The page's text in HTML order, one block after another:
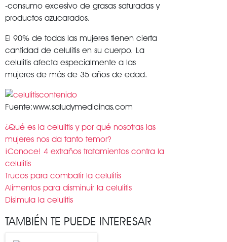
-consumo excesivo de grasas saturadas y
productos azucarados.
El 90% de todas las mujeres tienen cierta
cantidad de celulitis en su cuerpo. La
celulitis afecta especialmente a las
mujeres de más de 35 años de edad.
Fuente:www.saludymedicinas.com
¿Qué es la celulitis y por qué nosotras las
mujeres nos da tanto temor?
¡Conoce! 4 extraños tratamientos contra la
celulitis
Trucos para combatir la celulitis
Alimentos para disminuir la celulitis
Disimula la celulitis
TAMBIÉN TE PUEDE INTERESAR